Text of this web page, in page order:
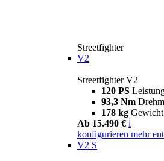
Streetfighter
V2
Streetfighter V2
120 PS
93,3 Nm
178 kg
Ab 15.490 € i
konfigurieren mehr
V2 S